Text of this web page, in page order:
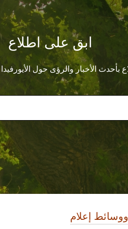
ابق على اطلاع
بأحدث الأخبار والرؤى حول
ووسائط إعلام